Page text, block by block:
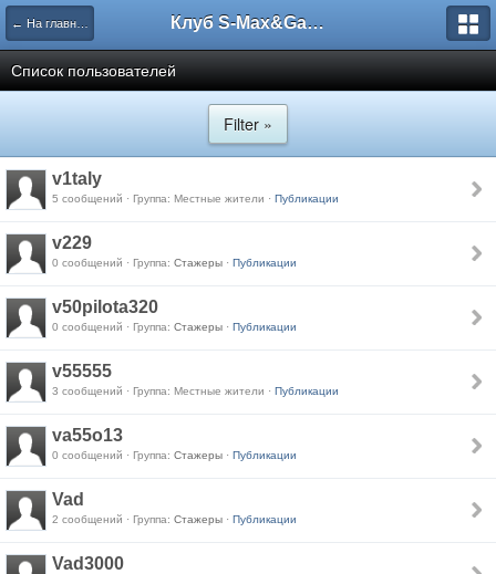
← На главную Клуб S-Max&Galaxy
Список пользователей
Filter »
v1taly
5 сообщений · Группа: Местные жители · Публикации
v229
0 сообщений · Группа: Стажеры · Публикации
v50pilota320
0 сообщений · Группа: Стажеры · Публикации
v55555
3 сообщений · Группа: Местные жители · Публикации
va55o13
0 сообщений · Группа: Стажеры · Публикации
Vad
2 сообщений · Группа: Стажеры · Публикации
Vad3000